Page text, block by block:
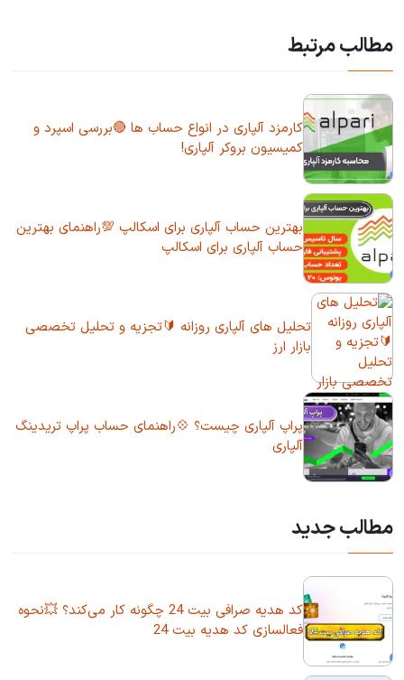
مطالب مرتبط
کارمزد آلپاری در انواع حساب ها 🔴بررسی اسپرد و
کمیسیون بروکر آلپاری!
بهترین حساب آلپاری برای اسکالپ 💯راهنمای بهترین
حساب آلپاری برای اسکالپ
تحلیل های آلپاری روزانه 🔰تجزیه و تحلیل تخصصی
بازار ارز
پراپ آلپاری چیست؟ 💠راهنمای حساب پراپ تریدینگ
آلپاری
مطالب جدید
کد هدیه صرافی بیت 24 چگونه کار می‌کند؟ 💥نحوه
فعالسازی کد هدیه بیت 24